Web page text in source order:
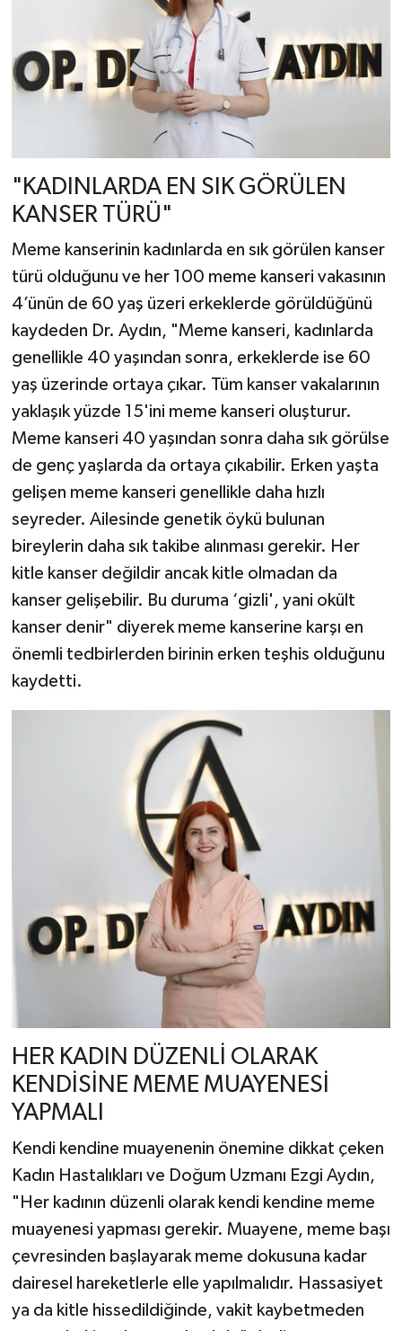
"KADINLARDA EN SIK GÖRÜLEN
KANSER TÜRÜ"
Meme kanserinin kadınlarda en sık görülen kanser
türü olduğunu ve her 100 meme kanseri vakasının
4’ünün de 60 yaş üzeri erkeklerde görüldüğünü
kaydeden Dr. Aydın, "Meme kanseri, kadınlarda
genellikle 40 yaşından sonra, erkeklerde ise 60
yaş üzerinde ortaya çıkar. Tüm kanser vakalarının
yaklaşık yüzde 15'ini meme kanseri oluşturur.
Meme kanseri 40 yaşından sonra daha sık görülse
de genç yaşlarda da ortaya çıkabilir. Erken yaşta
gelişen meme kanseri genellikle daha hızlı
seyreder. Ailesinde genetik öykü bulunan
bireylerin daha sık takibe alınması gerekir. Her
kitle kanser değildir ancak kitle olmadan da
kanser gelişebilir. Bu duruma ‘gizli', yani okült
kanser denir" diyerek meme kanserine karşı en
önemli tedbirlerden birinin erken teşhis olduğunu
kaydetti.
HER KADIN DÜZENLİ OLARAK
KENDİSİNE MEME MUAYENESİ
YAPMALI
Kendi kendine muayenenin önemine dikkat çeken
Kadın Hastalıkları ve Doğum Uzmanı Ezgi Aydın,
"Her kadının düzenli olarak kendi kendine meme
muayenesi yapması gerekir. Muayene, meme başı
çevresinden başlayarak meme dokusuna kadar
dairesel hareketlerle elle yapılmalıdır. Hassasiyet
ya da kitle hissedildiğinde, vakit kaybetmeden